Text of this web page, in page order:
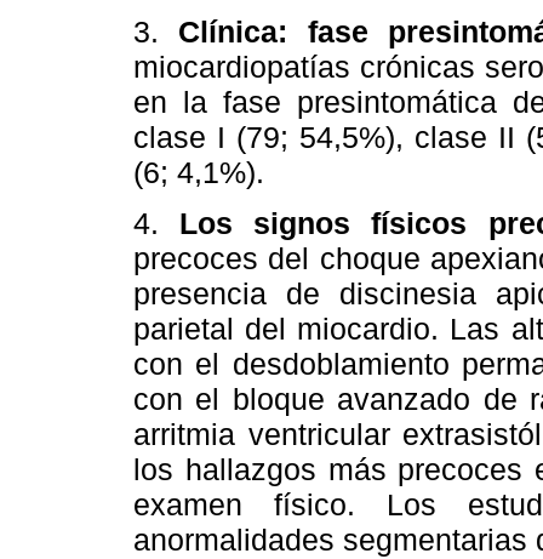
3. Clínica:
fase
miocardiopatías crónicas
en la fase presintomática
clase I (79; 54,5%), clase II
(6; 4,1%).
4. Los signos físicos
precoces del choque
presencia de discinesia
parietal del miocardio. Las
con el desdoblamiento
con el bloque avanzado de
arritmia ventricular
los hallazgos más precoces
examen físico. Los
anormalidades segmentarias